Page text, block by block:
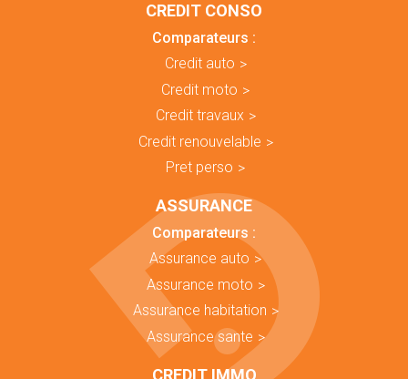
CREDIT CONSO
Comparateurs :
Credit auto
Credit moto
Credit travaux
Credit renouvelable
Pret perso
ASSURANCE
Comparateurs :
Assurance auto
Assurance moto
Assurance habitation
Assurance sante
CREDIT IMMO